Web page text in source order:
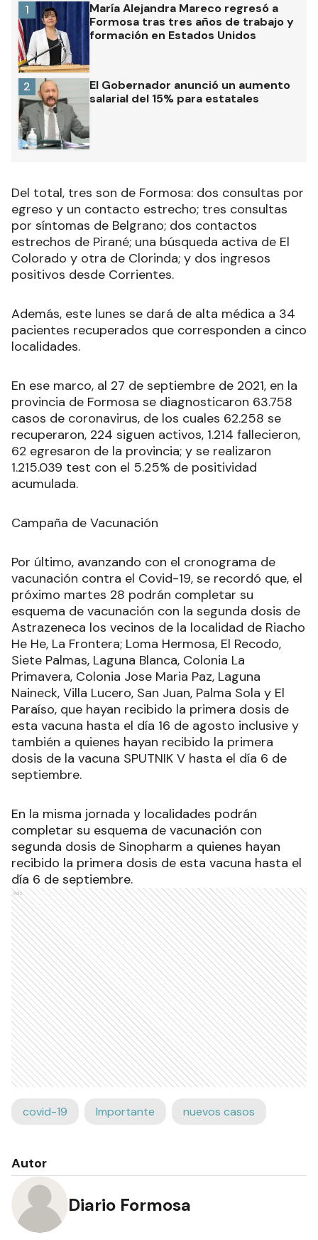
María Alejandra Mareco regresó a
Formosa tras tres años de trabajo y
formación en Estados Unidos
1
El Gobernador anunció un aumento
salarial del 15% para estatales
2
Del total, tres son de Formosa: dos consultas por
egreso y un contacto estrecho; tres consultas
por síntomas de Belgrano; dos contactos
estrechos de Pirané; una búsqueda activa de El
Colorado y otra de Clorinda; y dos ingresos
positivos desde Corrientes.
Además, este lunes se dará de alta médica a 34
pacientes recuperados que corresponden a cinco
localidades.
En ese marco, al 27 de septiembre de 2021, en la
provincia de Formosa se diagnosticaron 63.758
casos de coronavirus, de los cuales 62.258 se
recuperaron, 224 siguen activos, 1.214 fallecieron,
62 egresaron de la provincia; y se realizaron
1.215.039 test con el 5.25% de positividad
acumulada.
Campaña de Vacunación
Por último, avanzando con el cronograma de
vacunación contra el Covid-19, se recordó que, el
próximo martes 28 podrán completar su
esquema de vacunación con la segunda dosis de
Astrazeneca los vecinos de la localidad de Riacho
He He, La Frontera; Loma Hermosa, El Recodo,
Siete Palmas, Laguna Blanca, Colonia La
Primavera, Colonia Jose Maria Paz, Laguna
Naineck, Villa Lucero, San Juan, Palma Sola y El
Paraíso, que hayan recibido la primera dosis de
esta vacuna hasta el día 16 de agosto inclusive y
también a quienes hayan recibido la primera
dosis de la vacuna SPUTNIK V hasta el día 6 de
septiembre.
En la misma jornada y localidades podrán
completar su esquema de vacunación con
segunda dosis de Sinopharm a quienes hayan
recibido la primera dosis de esta vacuna hasta el
día 6 de septiembre.
Ads
covid-19 Importante nuevos casos
Autor
Diario Formosa